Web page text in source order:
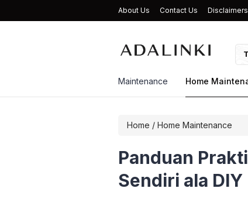
About Us Contact Us Disclaimers
Evaporator AC Sendiri agar Dingin Lagi
Maintenance Home
Home / Home Maintenance
Panduan
Sendiri ala DIY